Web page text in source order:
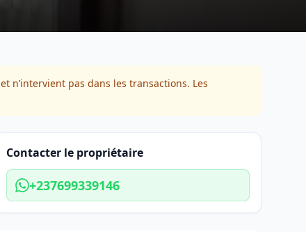
n’intervient pas dans les transactions. Les
Contacter le propriétaire
+237699339146